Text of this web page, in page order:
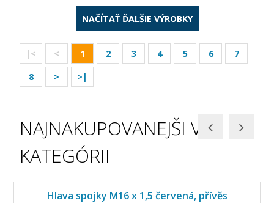
NAČÍTAŤ ĎALŠIE VÝROBKY
|< < 1 2 3 4 5 6
7
8
> >|
NAJNAKUPOVANEJŠI V
KATEGÓRII
Hlava spojky M16 x 1,5 červená, přívěs